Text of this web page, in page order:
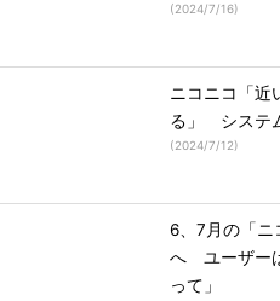
(2024/7/16)
ニコニコ「近
る」 システ
(2024/7/12)
6、7月の「
へ ユーザー
って」